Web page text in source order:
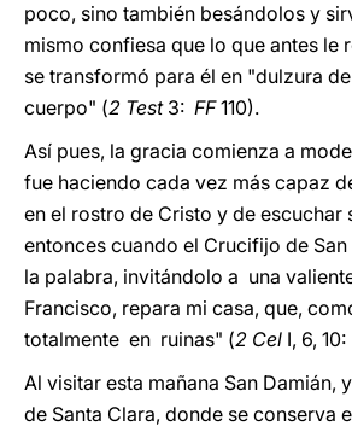
poco, sino también besándolos y
mismo confiesa que lo que antes le
se transformó para él en "dulzura
cuerpo" (2 Test3: FF110).
Así pues, la gracia comienza a
fue haciendo cada vez más capaz
en el rostro de Cristo y de escuchar
entonces cuando el Crucifijo de
la palabra, invitándolo a una
Francisco, repara mi casa, que,
totalmente en ruinas" (2 Cel I, 6, 10:
Al visitar esta mañana San Damián,
de Santa Clara, donde se conserva